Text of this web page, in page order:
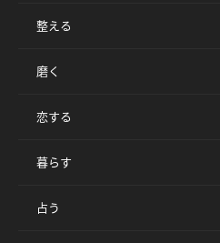
整える
磨く
恋する
暮らす
占う